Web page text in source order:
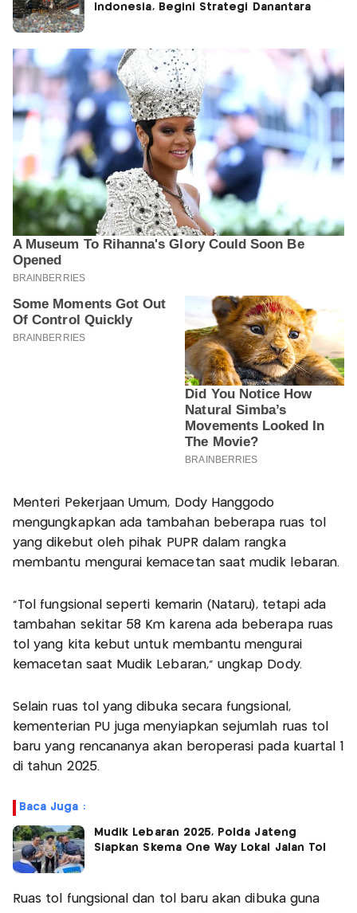
Indonesia, Begini Strategi Danantara
Menteri Pekerjaan Umum, Dody Hanggodo
mengungkapkan ada tambahan beberapa ruas tol
yang dikebut oleh pihak PUPR dalam rangka
membantu mengurai kemacetan saat mudik lebaran.
“Tol fungsional seperti kemarin (Nataru), tetapi ada
tambahan sekitar 58 Km karena ada beberapa ruas
tol yang kita kebut untuk membantu mengurai
kemacetan saat Mudik Lebaran,” ungkap Dody.
Selain ruas tol yang dibuka secara fungsional,
kementerian PU juga menyiapkan sejumlah ruas tol
baru yang rencananya akan beroperasi pada kuartal 1
di tahun 2025.
Baca Juga :
Mudik Lebaran 2025, Polda Jateng
Siapkan Skema One Way Lokal Jalan Tol
Ruas tol fungsional dan tol baru akan dibuka guna